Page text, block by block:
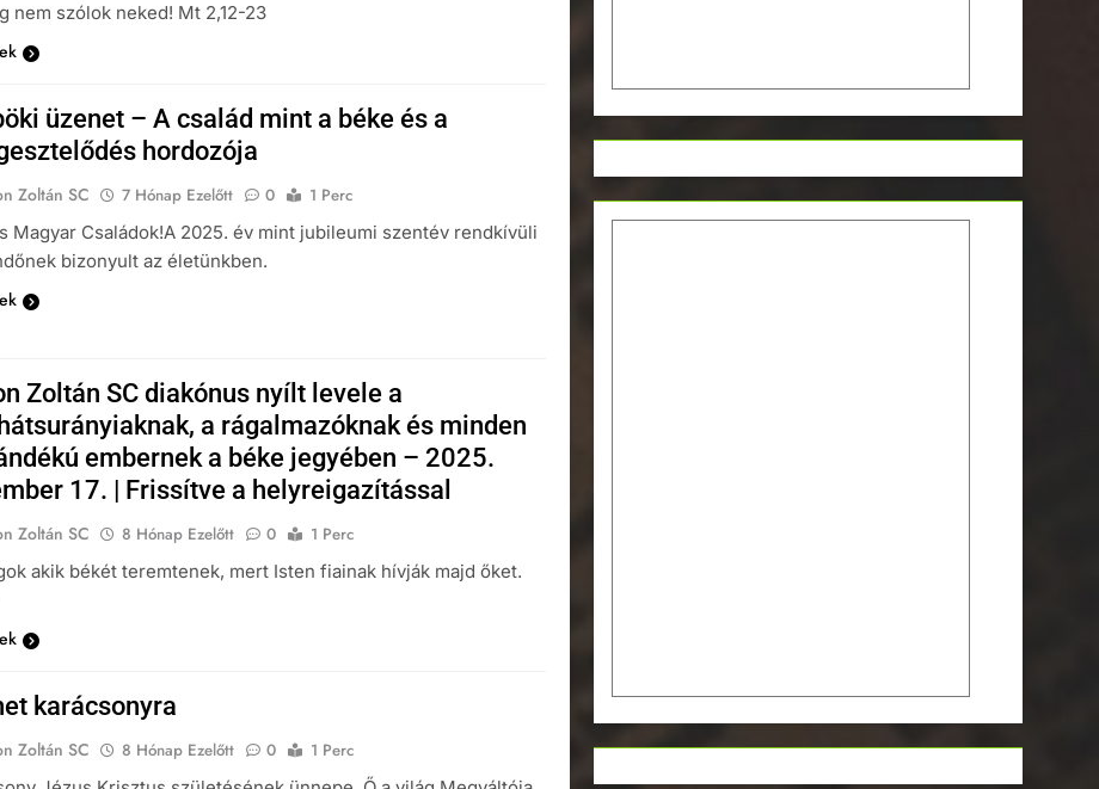
nem szólok neked! Mt 2,12-23
üzenet – A család mint a béke és a
hordozója
Zoltán SC 7 Hónap Ezelőtt 0
1 Perc
Magyar Családok!A 2025. év mint jubileumi szentév rendkívüli
bizonyult az életünkben.
Zoltán SC diakónus nyílt levele a
a rágalmazóknak és minden
embernek a béke jegyében – 2025.
17. | Frissítve a helyreigazítással
Zoltán SC 8 Hónap Ezelőtt 0
1 Perc
akik békét teremtenek, mert Isten fiainak hívják majd őket.
karácsonyra
Zoltán SC 8 Hónap Ezelőtt 0
1 Perc